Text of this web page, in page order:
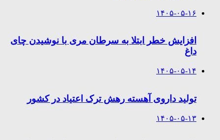
۱۴۰۵-۰۵-۱۶
افزایش خطر ابتلا به سرطان مری با نوشیدن چای
داغ
۱۴۰۵-۰۵-۱۴
تولید داروی آهسته رهش ترک اعتیاد در کشور
۱۴۰۵-۰۵-۱۳